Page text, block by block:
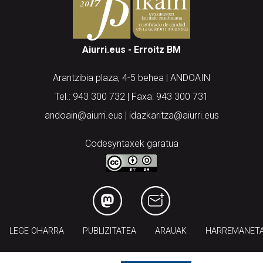
Aiurri.eus - Erroitz BM
Arantzibia plaza, 4-5 behea | ANDOAIN
Tel.: 943 300 732 | Faxa: 943 300 731
andoain@aiurri.eus | idazkaritza@aiurri.eus
Codesyntaxek garatua
LEGE OHARRA PUBLIZITATEA ARAUAK